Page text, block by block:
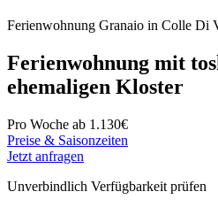
Ferienwohnung Granaio in Colle Di
Ferienwohnung mit
ehemaligen Kloster
Pro Woche ab 1.130€
Preise & Saisonzeiten
Jetzt anfragen
Unverbindlich Verfügbarkeit prüfen